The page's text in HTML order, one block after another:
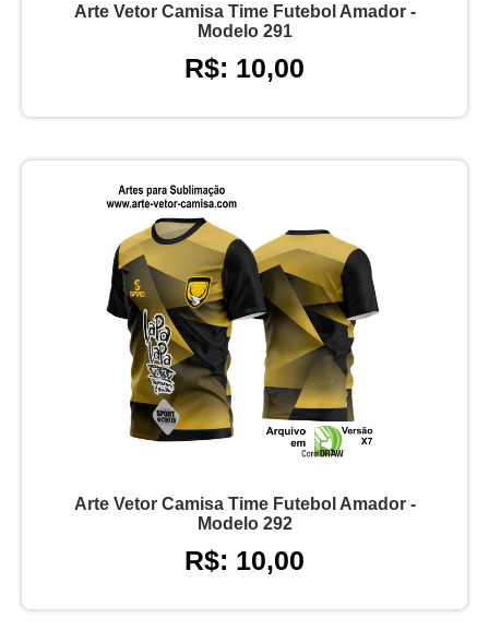
Arte Vetor Camisa Time Futebol Amador -
Modelo 291
R$: 10,00
Arte Vetor Camisa Time Futebol Amador -
Modelo 292
R$: 10,00